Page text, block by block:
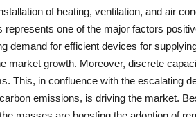
of heating, ventilation, and air
represents one of the major factors
demand for efficient devices for
market growth. Moreover, discrete
This, in confluence with the escalating
emissions, is driving the market.